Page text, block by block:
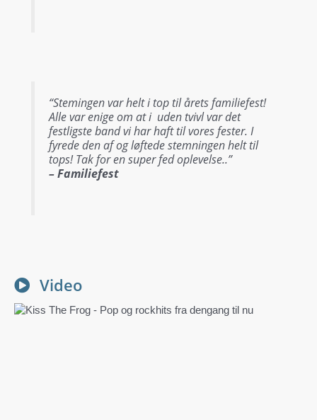
“Stemingen var helt i top til årets familiefest!
Alle var enige om at i uden tvivl var det
festligste band vi har haft til vores fester. I
fyrede den af og løftede stemningen helt til
tops! Tak for en super fed oplevelse..”
– Familiefest
Video